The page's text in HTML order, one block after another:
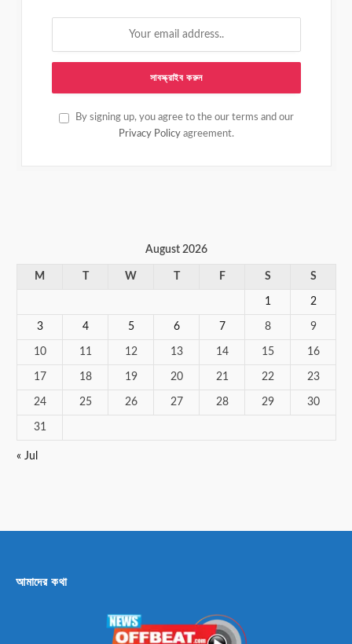
By signing up, you agree to the our terms and our
Privacy Policy agreement.
August 2026
M W F S S
1 2
3 4 5 6 7 8 9
10 11 12 13 14 15 16
17 18 19 20 21 22 23
24 25 26 27 28 29 30
31
« Jul
আমাদের কথা